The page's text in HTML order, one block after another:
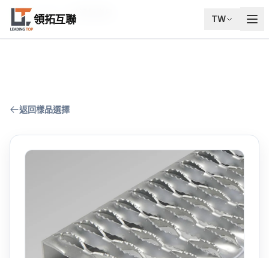
領拓互聯 TW
首頁 樣品包 防滑板樣品
返回樣品選擇